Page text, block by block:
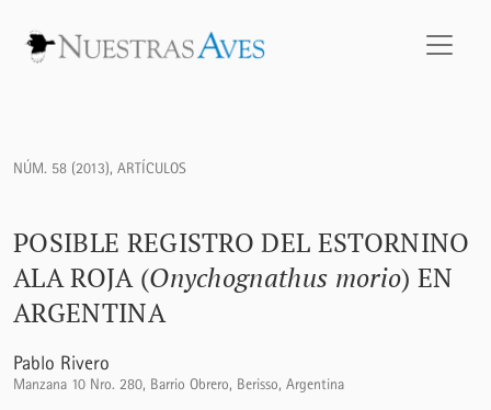
NÚM. 58 (2013), ARTÍCULOS
POSIBLE REGISTRO DEL ESTORNINO
ALA ROJA (Onychognathus morio) EN
ARGENTINA
Pablo Rivero
Manzana 10 Nro. 280, Barrio Obrero, Berisso, Argentina